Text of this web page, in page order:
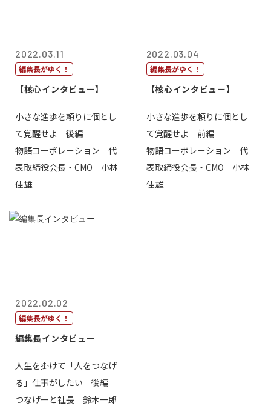
2022.03.11
編集長がゆく！
【核心インタビュー】
小さな進歩を頼りに個とし
て覚醒せよ 後編
物語コーポレーション 代
表取締役会長・CMO 小林
佳雄
2022.03.04
編集長がゆく！
【核心インタビュー】
小さな進歩を頼りに個とし
て覚醒せよ 前編
物語コーポレーション 代
表取締役会長・CMO 小林
佳雄
2022.02.02
編集長がゆく！
編集長インタビュー
人生を掛けて「人をつなげ
る」仕事がしたい 後編
つなげーと社長 鈴木一郎